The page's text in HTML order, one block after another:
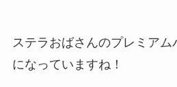
ステラおばさんのプレミア
になっていますね！